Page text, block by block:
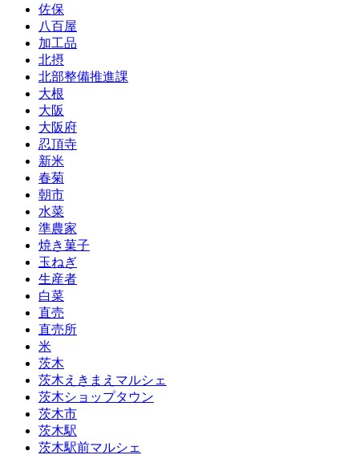
佐保
八百屋
加工品
北摂
北部整備推進課
大根
大阪
大阪府
忍頂寺
新米
春菊
朝市
水菜
準農家
焼き菓子
玉ねぎ
生産者
白菜
直売
直売所
米
茨木
茨木えきまえマルシェ
茨木ショップタウン
茨木市
茨木駅
茨木駅前マルシェ